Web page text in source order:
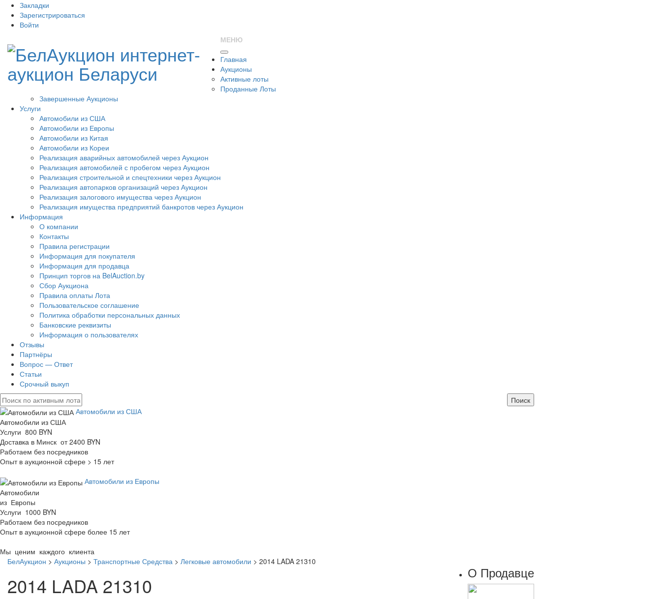
Закладки
Зарегистрироваться
Войти
МЕНЮ
Главная
Аукционы
Активные лоты
Проданные Лоты
Завершенные Аукционы
Услуги
Автомобили из США
Автомобили из Европы
Автомобили из Китая
Автомобили из Кореи
Реализация аварийных автомобилей через Аукцион
Реализация автомобилей с пробегом через Аукцион
Реализация строительной и спецтехники через Аукцион
Реализация автопарков организаций через Аукцион
Реализация залогового имущества через Аукцион
Реализация имущества предприятий банкротов через Аукцион
Информация
О компании
Контакты
Правила регистрации
Информация для покупателя
Информация для продавца
Принцип торгов на BelAuction.by
Сбор Аукциона
Правила оплаты Лота
Пользовательское соглашение
Политика обработки персональных данных
Банковские реквизиты
Информация о пользователях
Отзывы
Партнёры
Вопрос — Ответ
Статьи
Срочный выкуп
Автомобили из США
Автомобили из США
Услуги 800 BYN
Доставка в Минск от 2400 BYN
Работаем без посредников
Опыт в аукционной сфере > 15 лет
Автомобили из Европы
Автомобили
из Европы
Услуги 1000 BYN
Работаем без посредников
Опыт в аукционной сфере более 15 лет
Мы ценим каждого клиента
БелАукцион > Аукционы > Транспортные Средства > Легковые автомобили > 2014 LADA 21310
2014 LADA 21310
О Продавце